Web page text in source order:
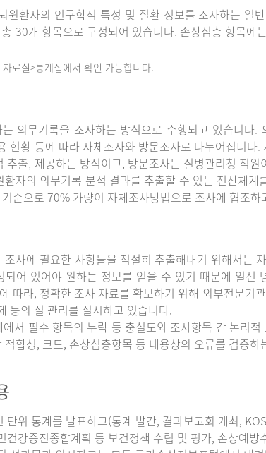
원환자의 인구학적 특성 및 질환 정보를 조사하는 일
30개 항목으로 구성되어 있습니다. 손상심층 항목에
료실>통계집에서 확인 가능합니다.
의무기록을 조사하는 방식으로 수행되고 있습니다
현황 등에 따라 자체조사와 방문조사로 나누어집니
추출, 제공하는 방식이고, 방문조사는 질병관리청 직
환자의 의무기록 분석 결과를 추출할 수 있는 전산체
준으로 70% 가량이 자체조사방법으로 조사에 협조하
조사에 필요한 사항들을 적절히 추출해내기 위해서는
되어 있어야 원하는 정보를 얻을 수 있기 때문에 일선
따라, 정확한 조사 자료를 확보하기 위해 외부전문기
등의 질 관리를 실시하고 있습니다.
서 필수 항목의 누락 등 충실도와 조사항목 간 논리
적합성, 코드, 손상심층항목 등 내용상의 오류를 검증
단위 통계를 발표하고(통계 발간, 결과보고회 개최,
건강증진종합계획 등 보건정책 수립 및 평가, 손상예